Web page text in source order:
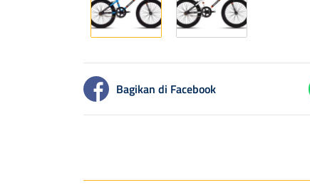
Bagikan di Facebook